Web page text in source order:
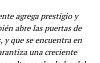
agrega prestigio y
abre las puertas de
y que se encuentra en
una creciente